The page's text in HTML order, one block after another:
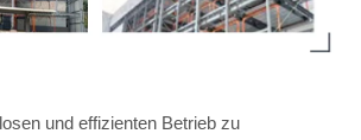
und effizienten Betrieb zu